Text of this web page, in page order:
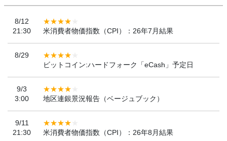
8/12
21:30
米消費者物価指数（CPI）：26年7月結果
8/29
ビットコイン:ハードフォーク「eCash」予定日
9/3
3:00
地区連銀景況報告（ベージュブック）
9/11
21:30
米消費者物価指数（CPI）：26年8月結果